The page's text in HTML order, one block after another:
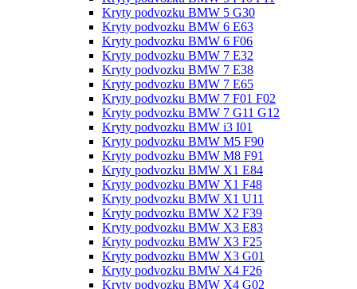
Kryty podvozku BMW 5 G30
Kryty podvozku BMW 6 E63
Kryty podvozku BMW 6 F06
Kryty podvozku BMW 7 E32
Kryty podvozku BMW 7 E38
Kryty podvozku BMW 7 E65
Kryty podvozku BMW 7 F01 F02
Kryty podvozku BMW 7 G11 G12
Kryty podvozku BMW i3 I01
Kryty podvozku BMW M5 F90
Kryty podvozku BMW M8 F91
Kryty podvozku BMW X1 E84
Kryty podvozku BMW X1 F48
Kryty podvozku BMW X1 U11
Kryty podvozku BMW X2 F39
Kryty podvozku BMW X3 E83
Kryty podvozku BMW X3 F25
Kryty podvozku BMW X3 G01
Kryty podvozku BMW X4 F26
Kryty podvozku BMW X4 G02